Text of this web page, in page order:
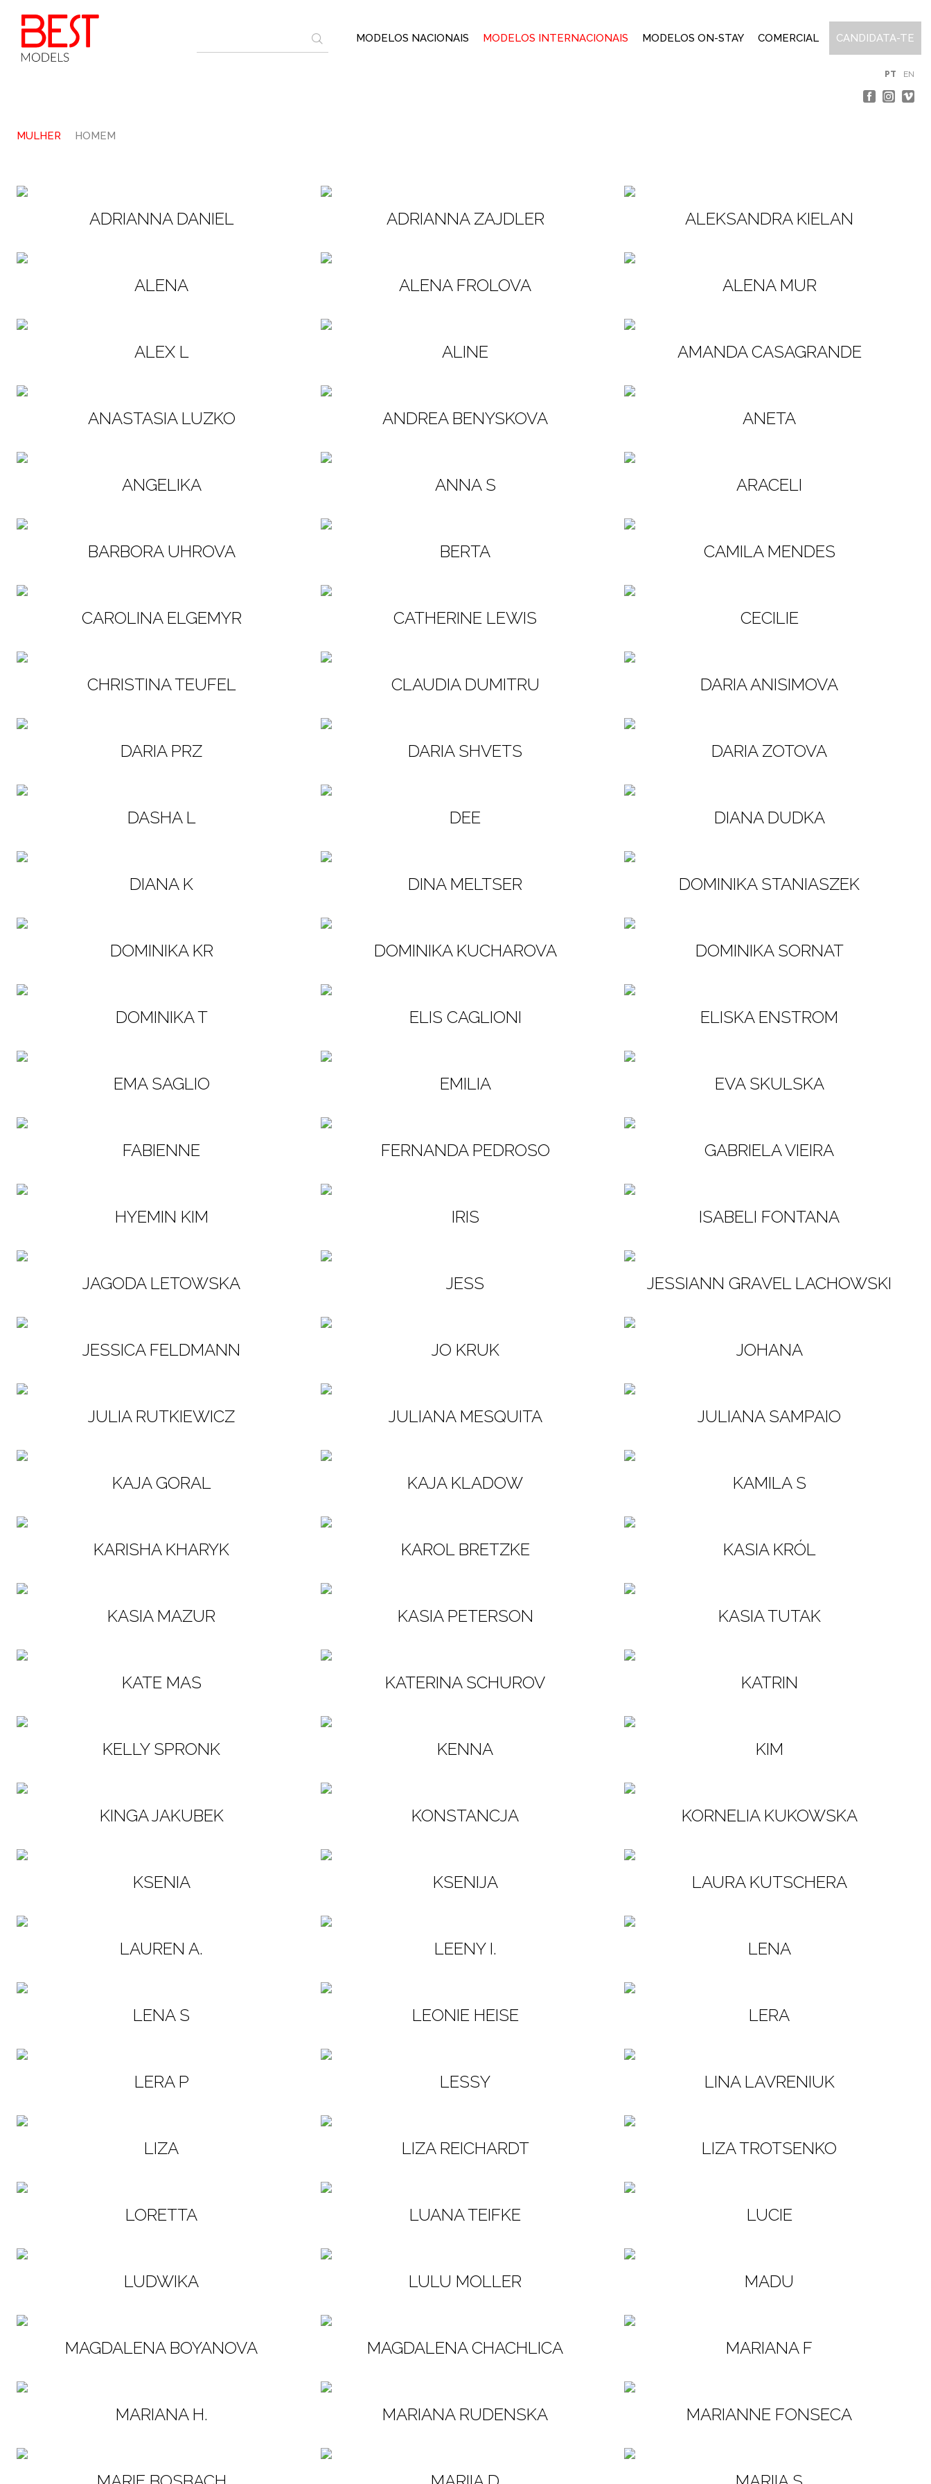
MODELOS NACIONAIS MODELOS INTERNACIONAIS MODELOS ON-STAY COMERCIAL CANDIDATA-TE
PT EN
MULHER HOMEM
ADRIANNA DANIEL ADRIANNA ZAJDLER ALEKSANDRA KIELAN
ALENA ALENA FROLOVA ALENA MUR
ALEX L ALINE AMANDA CASAGRANDE
ANASTASIA LUZKO ANDREA BENYSKOVA ANETA
ANGELIKA ANNA S ARACELI
BARBORA UHROVA BERTA CAMILA MENDES
CAROLINA ELGEMYR CATHERINE LEWIS CECILIE
CHRISTINA TEUFEL CLAUDIA DUMITRU DARIA ANISIMOVA
DARIA PRZ DARIA SHVETS DARIA ZOTOVA
DASHA L DEE DIANA DUDKA
DIANA K DINA MELTSER DOMINIKA STANIASZEK
DOMINIKA KR DOMINIKA KUCHAROVA DOMINIKA SORNAT
DOMINIKA T ELIS CAGLIONI ELISKA ENSTROM
EMA SAGLIO EMILIA EVA SKULSKA
FABIENNE FERNANDA PEDROSO GABRIELA VIEIRA
HYEMIN KIM IRIS ISABELI FONTANA
JAGODA LETOWSKA JESS JESSIANN GRAVEL LACHOWSKI
JESSICA FELDMANN JO KRUK JOHANA
JULIA RUTKIEWICZ JULIANA MESQUITA JULIANA SAMPAIO
KAJA GORAL KAJA KLADOW KAMILA S
KARISHA KHARYK KAROL BRETZKE KASIA KRÓL
KASIA MAZUR KASIA PETERSON KASIA TUTAK
KATE MAS KATERINA SCHUROV KATRIN
KELLY SPRONK KENNA KIM
KINGA JAKUBEK KONSTANCJA KORNELIA KUKOWSKA
KSENIA KSENIJA LAURA KUTSCHERA
LAUREN A. LEENY I. LENA
LENA S LEONIE HEISE LERA
LERA P LESSY LINA LAVRENIUK
LIZA LIZA REICHARDT LIZA TROTSENKO
LORETTA LUANA TEIFKE LUCIE
LUDWIKA LULU MOLLER MADU
MAGDALENA BOYANOVA MAGDALENA CHACHLICA MARIANA F
MARIANA H. MARIANA RUDENSKA MARIANNE FONSECA